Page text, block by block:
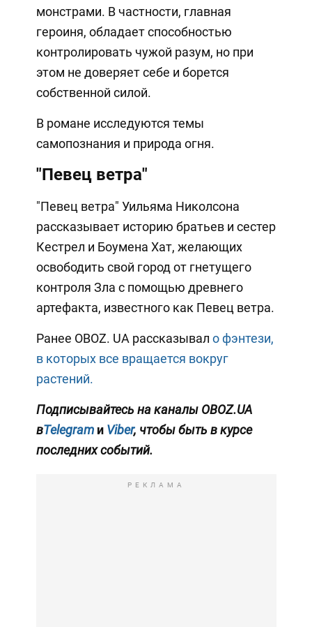
монстрами. В частности, главная
героиня, обладает способностью
контролировать чужой разум, но при
этом не доверяет себе и борется
собственной силой.
В романе исследуются темы
самопознания и природа огня.
"Певец ветра"
"Певец ветра" Уильяма Николсона
рассказывает историю братьев и сестер
Кестрел и Боумена Хат, желающих
освободить свой город от гнетущего
контроля Зла с помощью древнего
артефакта, известного как Певец ветра.
Ранее OBOZ. UA рассказывал о фэнтези,
в которых все вращается вокруг
растений.
Подписывайтесь на каналы OBOZ.UA
вTelegramи Viber, чтобы быть в курсе
последних событий.
РЕКЛАМА